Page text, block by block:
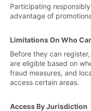
Participating
advantage of
Limitations On Who
Before they can
are eligible based on
fraud measures, and
access certain areas.
Access By Jurisdiction